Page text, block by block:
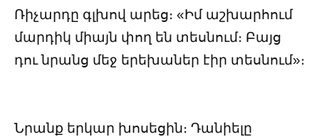
Ռիչարդը գլխով արեց։ «Իմ աշխարհում
մարդիկ միայն փող են տեսնում։ Բայց
դու նրանց մեջ երեխաներ էիր տեսնում»։
Նրանք երկար խոսեցին։ Դանիելը